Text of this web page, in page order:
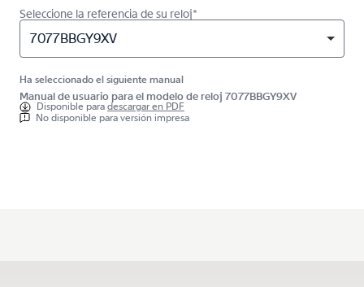
Seleccione la referencia de su reloj*
7077BBGY9XV
Ha seleccionado el siguiente manual
Manual de usuario para el modelo de reloj 7077BBGY9XV
Disponible paradescargar en PDF
No disponible para versión impresa